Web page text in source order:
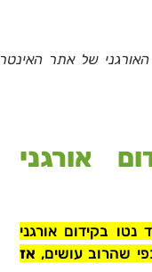
האורגני של אתר
אורגני
בקידום אורגני
שהרוב עושים, אז